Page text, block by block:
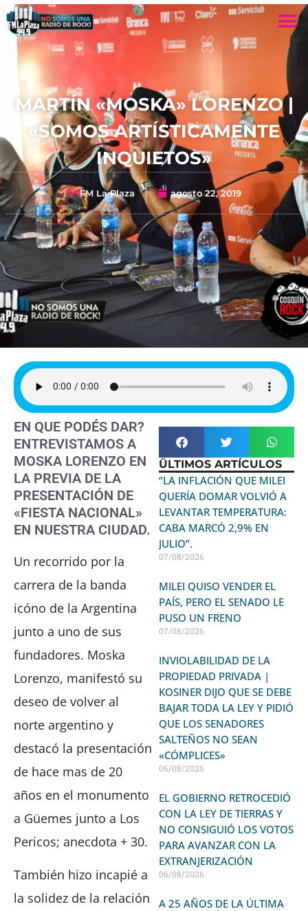
MARTÍN «MOSKA» LORENZO |
«SOMOS ARTÍSTICAMENTE
INQUIETOS»
FM La Plaza agosto 22, 2019
EN QUE PODÉS DAR?
ENTREVISTAMOS A
MOSKA LORENZO EN
LA PREVIA DE LA
PRESENTACIÓN DE
«FIESTA NACIONAL»
EN NUESTRA CIUDAD.
Un recorrido por la
carrera de la banda
icóno de la Argentina
junto a uno de sus
fundadores. Moska
Lorenzo, manifestó su
deseo de volver al
norte argentino y
destacó la presentación
de hace mas de 20
años en el monumento
a Güemes junto a Los
Pericos; anecdota + 30.
También hizo incapié a
la solidez de la relación
ÜLTIMOS ARTÍCULOS
“LA INFLACIÓN QUE MILEI
QUERÍA DOMAR VOLVIÓ A
LEVANTAR TEMPERATURA:
CABA MARCÓ 2,9% EN
JULIO”.
07/08/2026
MILEI QUISO VENDER EL
PAÍS, PERO EL SENADO LE
PUSO UN FRENO
07/08/2026
INVIOLABILIDAD DE LA
PROPIEDAD PRIVADA |
KOSINER DIJO QUE SE DEBE
BAJAR TODA LA LEY Y PIDIÓ
QUE LOS SENADORES
SALTEÑOS NO SEAN
«CÓMPLICES»
06/08/2026
EL GOBIERNO RETROCEDIÓ
CON LA LEY DE TIERRAS Y
NO CONSIGUIÓ LOS VOTOS
PARA AVANZAR CON LA
EXTRANJERIZACIÓN
06/08/2026
A 25 AÑOS DE LA ÚLTIMA